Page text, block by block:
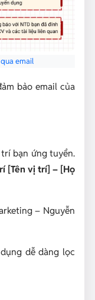
email
bảo email của
bạn ứng tuyển.
[Tên vị trí] – [Họ
– Nguyễn
dễ dàng lọc